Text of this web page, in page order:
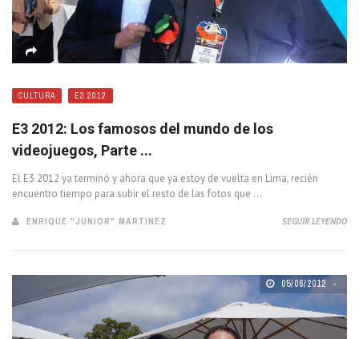
CULTURA E3 2012
E3 2012: Los famosos del mundo de los
videojuegos, Parte ...
El E3 2012 ya terminó y ahora que ya estoy de vuelta en Lima, recién
encuentro tiempo para subir el resto de las fotos que ...
ENRIQUE "JUNIOR" MARTINEZ SEGUIR LEYENDO
05/06/2012